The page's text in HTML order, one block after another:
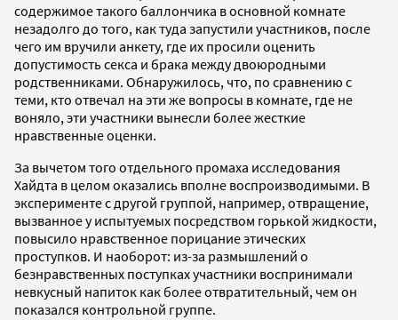
содержимое такого баллончика в основной комнате
незадолго до того, как туда запустили участников, после
чего им вручили анкету, где их просили оценить
допустимость секса и брака между двоюродными
родственниками. Обнаружилось, что, по сравнению с
теми, кто отвечал на эти же вопросы в комнате, где не
воняло, эти участники вынесли более жесткие
нравственные оценки.
За вычетом того отдельного промаха исследования
Хайдта в целом оказались вполне воспроизводимыми. В
эксперименте с другой группой, например, отвращение,
вызванное у испытуемых посредством горькой жидкости,
повысило нравственное порицание этических
проступков. И наоборот: из-за размышлений о
безнравственных поступках участники воспринимали
невкусный напиток как более отвратительный, чем он
показался контрольной группе.